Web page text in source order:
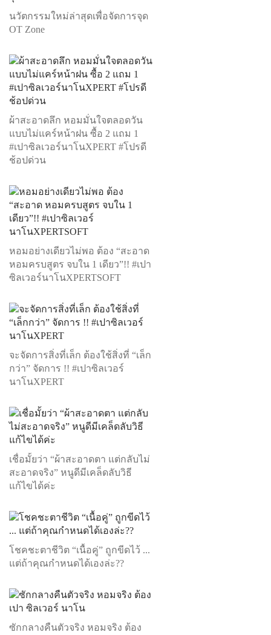
นวัตกรรมใหม่ล่าสุดเพื่อจัดการจุด
OT Zone
ผ้าสะอาดลึก หอมมั่นใจตลอดวัน
แบบไม่แคร์หน้าฝน ซื้อ 2 แถม 1
#เปาซิลเวอร์นาโนXPERT #โปรดี
ช้อปด่วน
หอมอย่างเดียวไม่พอ ต้อง “สะอาด
หอมครบสูตร จบใน 1 เดียว”!! #เปา
ซิลเวอร์นาโนXPERTSOFT
จะจัดการสิ่งที่เล็ก ต้องใช้สิ่งที่ “เล็ก
กว่า” จัดการ !! #เปาซิลเวอร์
นาโนXPERT
เชื่อมั้ยว่า “ผ้าสะอาดตา แต่กลับไม่
สะอาดจริง” หนูดีมีเคล็ดลับวิธี
แก้ไขได้ค่ะ
โชคชะตาชีวิต “เนื้อคู่” ถูกขีดไว้ ...
แต่ถ้าคุณกำหนดได้เองล่ะ??
ซักกลางคืนตัวจริง หอมจริง ต้อง